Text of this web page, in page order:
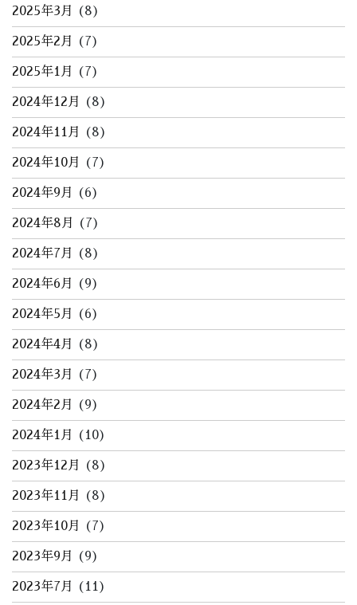
2025年3月 (8)
2025年2月 (7)
2025年1月 (7)
2024年12月 (8)
2024年11月 (8)
2024年10月 (7)
2024年9月 (6)
2024年8月 (7)
2024年7月 (8)
2024年6月 (9)
2024年5月 (6)
2024年4月 (8)
2024年3月 (7)
2024年2月 (9)
2024年1月 (10)
2023年12月 (8)
2023年11月 (8)
2023年10月 (7)
2023年9月 (9)
2023年7月 (11)